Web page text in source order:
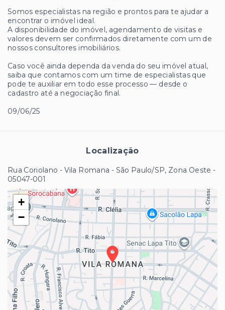
Somos especialistas na região e prontos para te ajudar a
encontrar o imóvel ideal.
A disponibilidade do imóvel, agendamento de visitas e
valores devem ser confirmados diretamente com um de
nossos consultores imobiliários.
Caso você ainda dependa da venda do seu imóvel atual,
saiba que contamos com um time de especialistas que
pode te auxiliar em todo esse processo — desde o
cadastro até a negociação final.
09/06/25
Localização
Rua Coriolano - Vila Romana - São Paulo/SP, Zona Oeste -
05047-001
+
−